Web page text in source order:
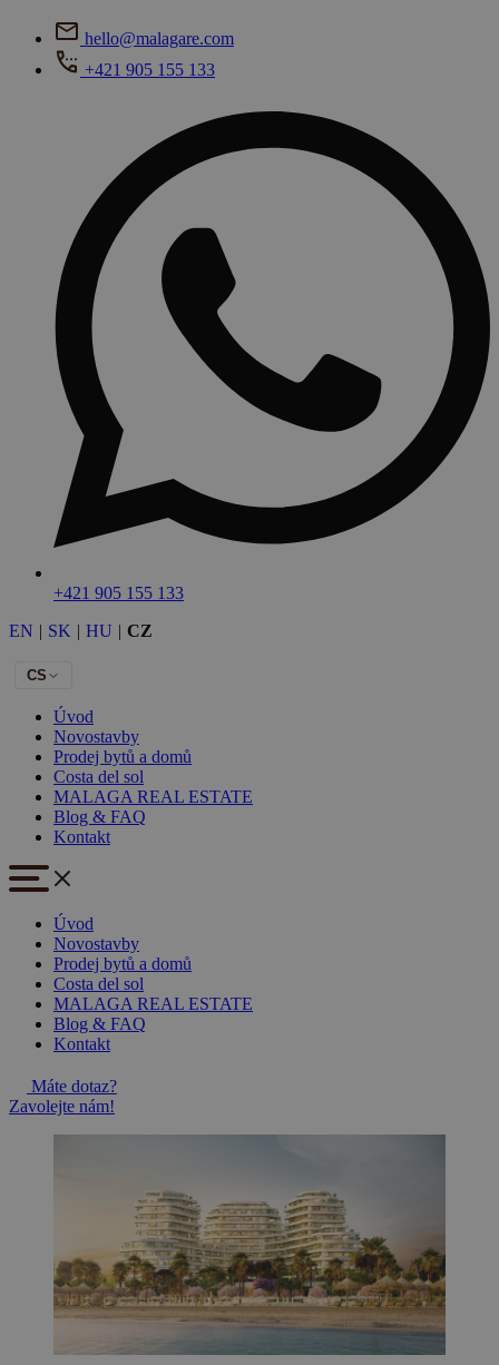
hello@malagare.com
+421 905 155 133
+421 905 155 133
EN | SK | HU | CZ
CS
Úvod
Novostavby
Prodej bytů a domů
Costa del sol
MALAGA REAL ESTATE
Blog & FAQ
Kontakt
Úvod
Novostavby
Prodej bytů a domů
Costa del sol
MALAGA REAL ESTATE
Blog & FAQ
Kontakt
Máte dotaz?
Zavolejte nám!